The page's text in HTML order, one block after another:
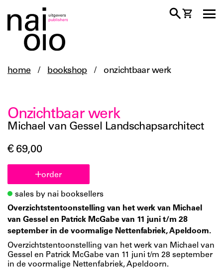
home / bookshop / onzichtbaar werk
Onzichtbaar werk
Michael van Gessel Landschapsarchitect
€ 69,00
order
sales by nai booksellers
Overzichtstentoonstelling van het werk van Michael
van Gessel en Patrick McGabe van 11 juni t/m 28
september in de voormalige Nettenfabriek, Apeldoorn.
Overzichtstentoonstelling van het werk van Michael van
Gessel en Patrick McGabe van 11 juni t/m 28 september
in de voormalige Nettenfabriek, Apeldoorn.